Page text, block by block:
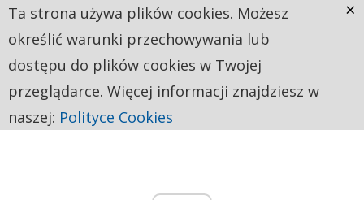
Ta strona używa plików cookies. Możesz
określić warunki przechowywania lub
dostępu do plików cookies w Twojej
przeglądarce. Więcej informacji znajdziesz w
naszej: Polityce Cookies
×